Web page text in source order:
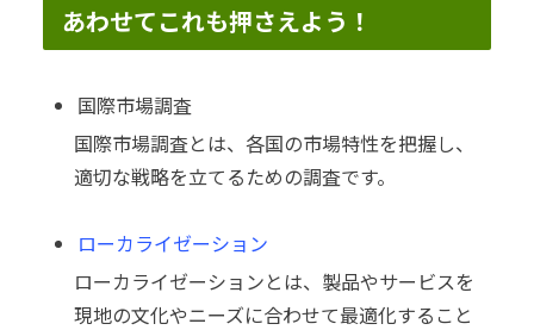
あわせてこれも押さえよう！
国際市場調査
国際市場調査とは、各国の市場特性を把握し、
適切な戦略を立てるための調査です。
ローカライゼーション
ローカライゼーションとは、製品やサービスを
現地の文化やニーズに合わせて最適化すること